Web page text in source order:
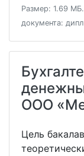
Размер: 1.69 МБ.
документа:
ООО
Цель